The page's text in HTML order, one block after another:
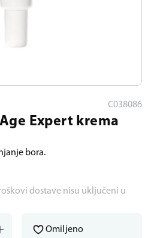
C038086
Expert krema
bora.
dostave nisu uključeni u
Omiljeno